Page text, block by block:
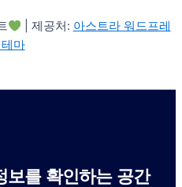
| 제공처: 아스트라 워드프레
마
보를 확인하는 공간